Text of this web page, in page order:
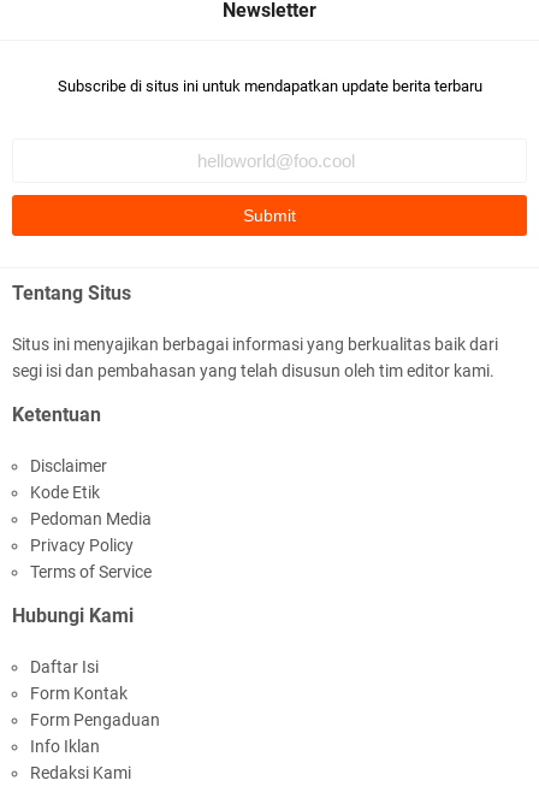
Ditlantas Polda NTB Edukasi Tertib Berlalu di
Pelajar SMPN 1 Gerung
Gelar Apel Pembukaan PORSENAP
Subscribe di situs ini untuk mendapatkan update berita terbaru
Tentang Situs
Situs ini menyajikan berbagai informasi yang berkualitas baik dari
segi isi dan pembahasan yang telah disusun oleh tim editor kami.
Ketentuan
Disclaimer
Kode Etik
Pedoman Media
Privacy Policy
Terms of Service
Hubungi Kami
Daftar Isi
Form Kontak
Form Pengaduan
Info Iklan
Redaksi Kami